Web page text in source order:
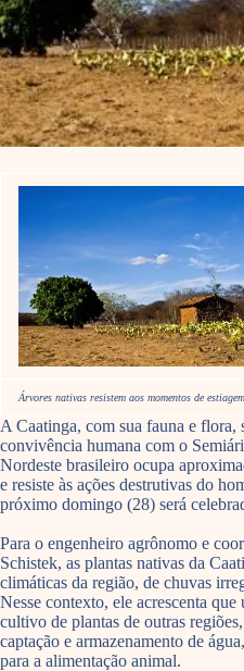
Árvores nativas resistem aos momentos de
A Caatinga, com sua fauna e flora,
convivência humana com o
Nordeste brasileiro ocupa
e resiste às ações destrutivas do
próximo domingo (28) será
Para o engenheiro agrônomo e
Schistek, as plantas nativas da
climáticas da região, de chuvas
Nesse contexto, ele acrescenta
cultivo de plantas de outras
captação e armazenamento de
para a alimentação animal.